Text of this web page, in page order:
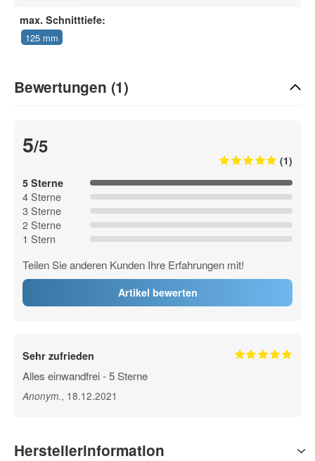
max. Schnitttiefe:
125 mm
Bewertungen (1)
5/5
(1)
5 Sterne
4 Sterne
3 Sterne
2 Sterne
1 Stern
Teilen Sie anderen Kunden Ihre Erfahrungen mit!
Artikel bewerten
Sehr zufrieden
Alles einwandfrei - 5 Sterne
Anonym., 18.12.2021
Herstellerinformation